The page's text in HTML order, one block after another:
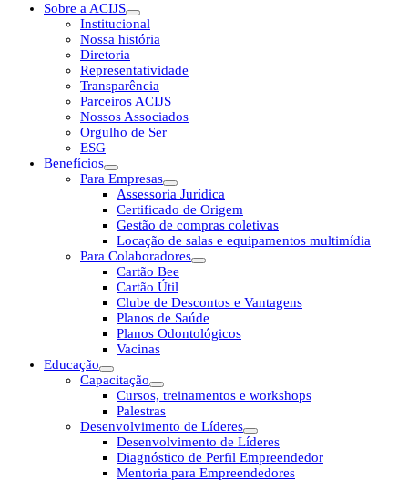
Sobre a ACIJS
Institucional
Nossa história
Diretoria
Representatividade
Transparência
Parceiros ACIJS
Nossos Associados
Orgulho de Ser
ESG
Benefícios
Para Empresas
Assessoria Jurídica
Certificado de Origem
Gestão de compras coletivas
Locação de salas e equipamentos multimídia
Para Colaboradores
Cartão Bee
Cartão Útil
Clube de Descontos e Vantagens
Planos de Saúde
Planos Odontológicos
Vacinas
Educação
Capacitação
Cursos, treinamentos e workshops
Palestras
Desenvolvimento de Líderes
Desenvolvimento de Líderes
Diagnóstico de Perfil Empreendedor
Mentoria para Empreendedores